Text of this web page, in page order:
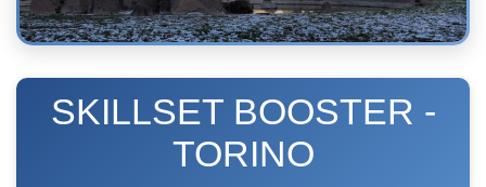
SKILLSET BOOSTER -
TORINO